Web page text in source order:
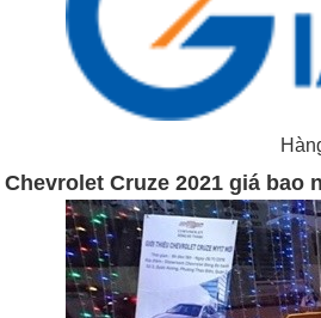
Chevrolet Cruze 2021 giá bao